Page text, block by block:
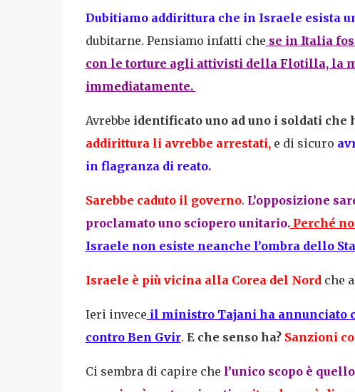
Dubitiamo addirittura che in Israele esista
dubitarne. Pensiamo infatti che se in Italia
con le torture agli attivisti della Flotilla, la
immediatamente.
Avrebbe identificato uno ad uno i soldati
addirittura li avrebbe arrestati,e di sicuro
in flagranza di reato.
Sarebbe caduto il governo. L’opposizione
proclamato uno sciopero unitario.Perché
Israele non esiste neanche l’ombra dello
Israele è più vicina alla Corea del Nord che
Ieri invece il ministroTajani ha annunciato
contro Ben Gvir. E che senso ha? Sanzioni
Ci sembra di capire che l’unico scopo è